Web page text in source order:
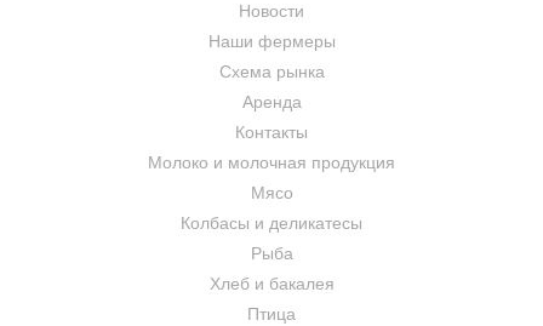
Новости
Наши фермеры
Схема рынка
Аренда
Контакты
Молоко и молочная продукция
Мясо
Колбасы и деликатесы
Рыба
Хлеб и бакалея
Птица